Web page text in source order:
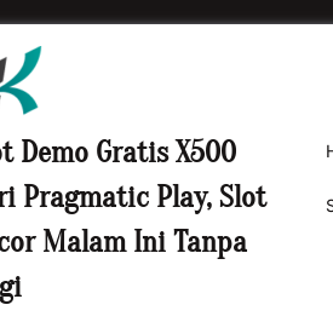
Demo Gratis X500
Pragmatic Play, Slot
Malam Ini Tanpa